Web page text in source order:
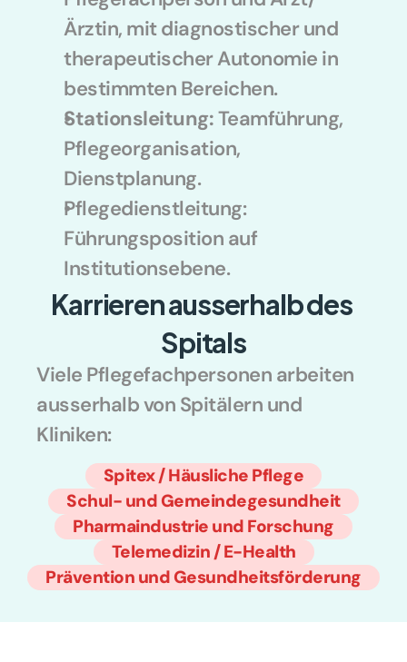
Ärztin, mit diagnostischer und
therapeutischer Autonomie in
bestimmten Bereichen.
Stationsleitung: Teamführung,
Pflegeorganisation,
Dienstplanung.
Pflegedienstleitung:
Führungsposition auf
Institutionsebene.
Karrieren ausserhalb des
Spitals
Viele Pflegefachpersonen arbeiten
ausserhalb von Spitälern und
Kliniken:
Spitex / Häusliche Pflege
Schul- und Gemeindegesundheit
Pharmaindustrie und Forschung
Telemedizin / E-Health
Prävention und Gesundheitsförderung